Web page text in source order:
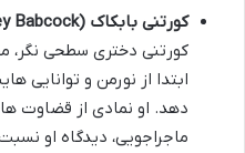
کورتنی بابکاک (Courtney Babcock):
کورتنی دختری سطحی
ابتدا از نورمن و توانایی
دهد. او نمادی از قضاوت
ماجراجویی، دیدگاه او